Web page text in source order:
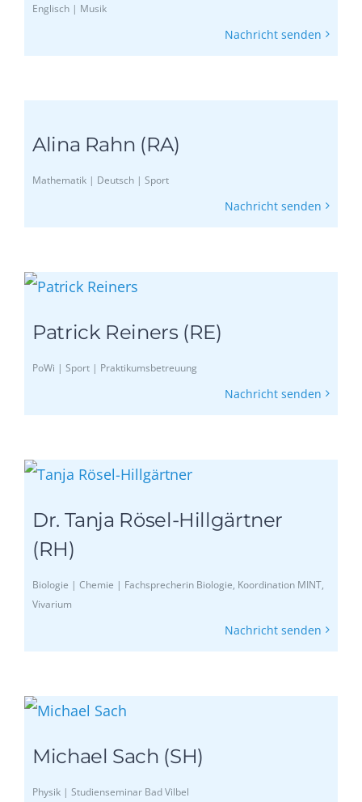
Englisch | Musik
Nachricht senden
Alina Rahn (RA)
Mathematik | Deutsch | Sport
Nachricht senden
Patrick Reiners (RE)
PoWi | Sport | Praktikumsbetreuung
Nachricht senden
Dr. Tanja Rösel-Hillgärtner
(RH)
Biologie | Chemie | Fachsprecherin Biologie, Koordination MINT,
Vivarium
Nachricht senden
Michael Sach (SH)
Physik | Studienseminar Bad Vilbel